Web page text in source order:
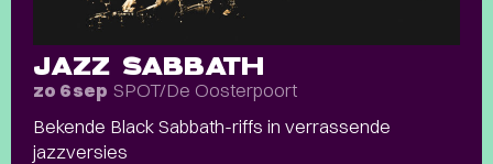
JAZZ SABBATH
zo 6 sep SPOT/De Oosterpoort
Bekende Black Sabbath-riffs in verrassende
jazzversies